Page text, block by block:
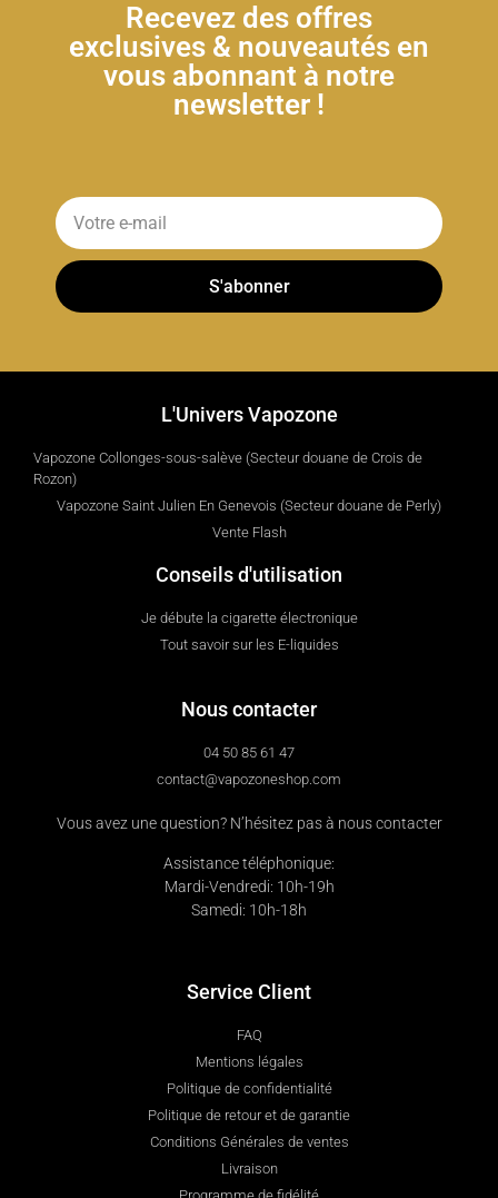
Recevez des offres
exclusives & nouveautés en
vous abonnant à notre
newsletter !
S'abonner
L'Univers Vapozone
Vapozone Collonges-sous-salève (Secteur douane de Crois de
Rozon)
Vapozone Saint Julien En Genevois (Secteur douane de Perly)
Vente Flash
Conseils d'utilisation
Je débute la cigarette électronique
Tout savoir sur les E-liquides
Nous contacter
04 50 85 61 47
contact@vapozoneshop.com
Vous avez une question? N’hésitez pas à nous contacter
Assistance téléphonique:
Mardi-Vendredi: 10h-19h
Samedi: 10h-18h
Service Client
FAQ
Mentions légales
Politique de confidentialité
Politique de retour et de garantie
Conditions Générales de ventes
Livraison